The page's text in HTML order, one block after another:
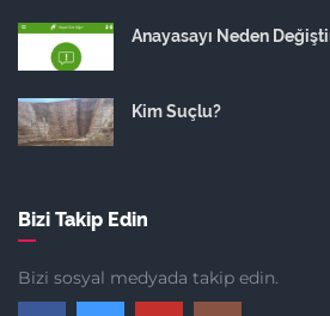
Anayasayı Neden
Kim Suçlu?
Bizi Takip Edin
Bizi sosyal medyada takip edin.